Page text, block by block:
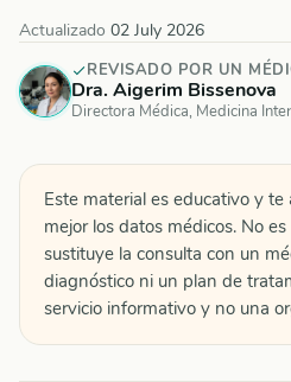
Actualizado 02 July 2026
REVISADO POR UN
Dra. Aigerim Bissenova
Directora Médica, Medicina
Este material es educativo y
mejor los datos médicos. No
sustituye la consulta con un
diagnóstico ni un plan de
servicio informativo y no una